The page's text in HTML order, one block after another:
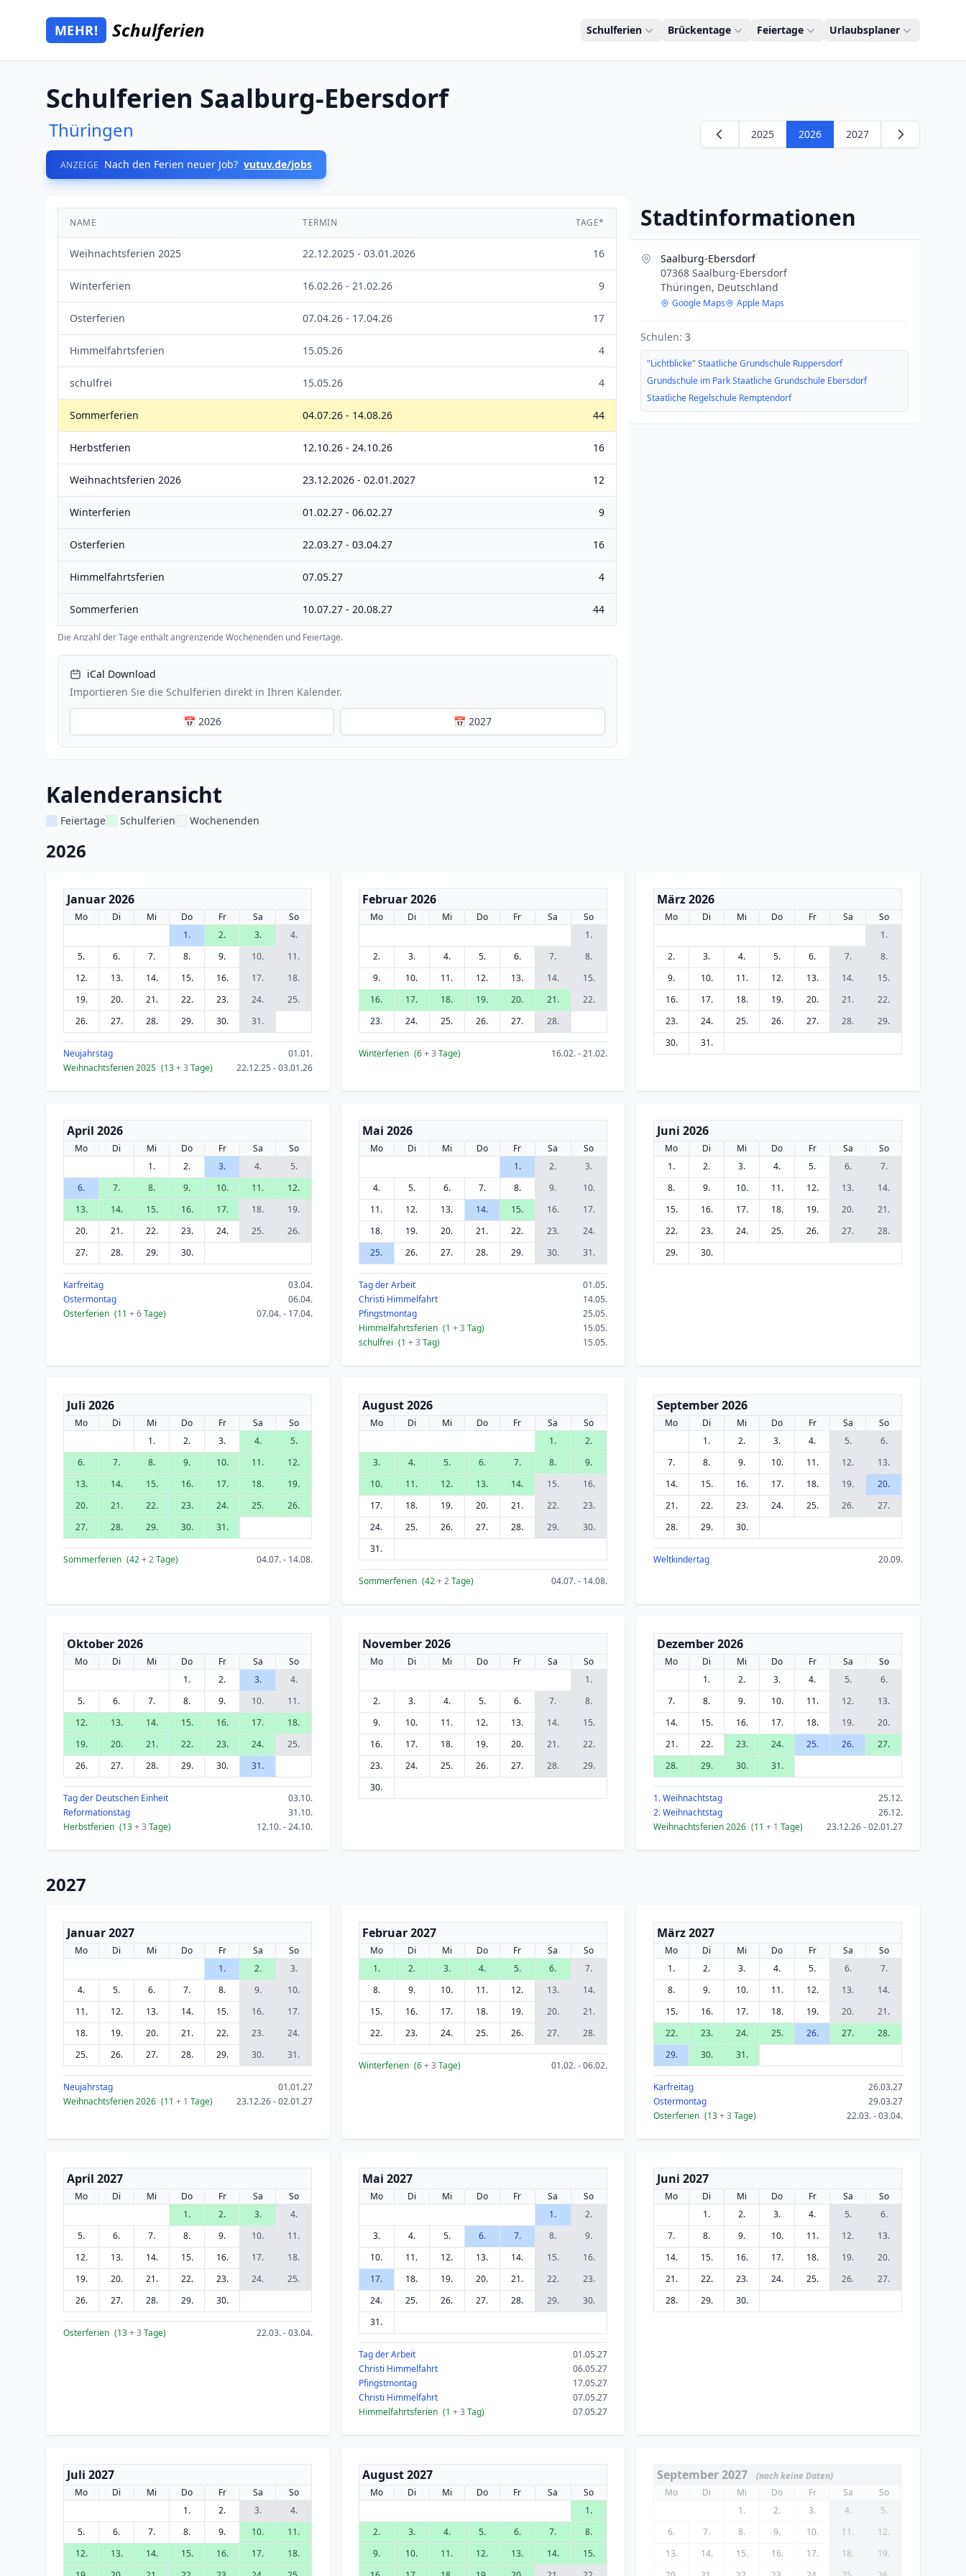
Zum Hauptinhalt springen
Mehr Schulferien
MEHR! Schulferien Schulferien Brückentage Feiertage Urlaubsplaner
Schulferien Saalburg-Ebersdorf
Thüringen
ANZEIGE Nach den Ferien neuer Job? vutuv.de/jobs
2025 2026 2027
NAME TERMIN TAGE*
Weihnachtsferien 2025 22.12.2025 - 03.01.2026 16
Winterferien 16.02.26 - 21.02.26 9
Osterferien 07.04.26 - 17.04.26 17
Himmelfahrtsferien 15.05.26 4
schulfrei 15.05.26 4
Sommerferien 04.07.26 - 14.08.26 44
Herbstferien 12.10.26 - 24.10.26 16
Weihnachtsferien 2026 23.12.2026 - 02.01.2027 12
Winterferien 01.02.27 - 06.02.27 9
Osterferien 22.03.27 - 03.04.27 16
Himmelfahrtsferien 07.05.27 4
Sommerferien 10.07.27 - 20.08.27 44
Die Anzahl der Tage enthält angrenzende Wochenenden und Feiertage.
iCal Download
Importieren Sie die Schulferien direkt in Ihren Kalender.
📅 2026 📅 2027
Stadtinformationen
Saalburg-Ebersdorf
07368 Saalburg-Ebersdorf
Thüringen, Deutschland
Google Maps Apple Maps
Schulen: 3
"Lichtblicke" Staatliche Grundschule Ruppersdorf
Grundschule im Park Staatliche Grundschule Ebersdorf
Staatliche Regelschule Remptendorf
Kalenderansicht
Feiertage Schulferien Wochenenden
2026
Januar 2026
Mo Di Mi Do Fr Sa
So
1.
2. 3.
4.
5.
6. 7. 8. 9. 10.
11.
12.
13. 14. 15. 16. 17.
18.
19.
20. 21. 22. 23. 24.
25.
26.
27. 28. 29. 30. 31.
Neujahrstag
01.01.
Weihnachtsferien 2025 (13+ 3 Tage) 22.12.25 - 03.01.26
Februar 2026
Mo Di Mi Do Fr Sa
So
1.
2.
3. 4. 5. 6. 7.
8.
9.
10. 11. 12. 13. 14.
15.
16.
17. 18. 19. 20. 21.
22.
23.
24. 25. 26. 27. 28.
Winterferien (6+ 3 Tage) 16.02. - 21.02.
März 2026
Mo Di Mi Do Fr Sa
So
1.
2.
3. 4. 5. 6. 7.
8.
9.
10. 11. 12. 13. 14.
15.
16.
17. 18. 19. 20. 21.
22.
23.
24. 25. 26. 27. 28.
29.
30.
31.
April 2026
Mo Di Mi Do Fr Sa
So
1.
2. 3. 4.
5.
6.
7. 8. 9. 10. 11.
12.
13.
14. 15. 16. 17. 18.
19.
20.
21. 22. 23. 24. 25.
26.
27.
28. 29. 30.
Karfreitag
03.04.
Ostermontag
06.04.
Osterferien (11 + 6Tage) 07.04. - 17.04.
Mai 2026
Mo Di Mi Do Fr Sa
So
1.
2.
3.
4.
5. 6. 7. 8. 9.
10.
11.
12. 13. 14. 15. 16.
17.
18.
19. 20. 21. 22. 23.
24.
25.
26. 27. 28. 29. 30. 31.
Tag der Arbeit
01.05.
Christi Himmelfahrt
14.05.
Pfingstmontag
25.05.
Himmelfahrtsferien (1 + 3 Tag)
15.05.
schulfrei (1 + 3 Tag) 15.05.
Juni 2026
Mo Di Mi Do Fr Sa
So
1.
2. 3. 4. 5. 6.
7.
8.
9. 10. 11. 12. 13.
14.
15.
16. 17. 18. 19. 20.
21.
22.
23. 24. 25. 26. 27.
28.
29.
30.
Juli 2026
Mo Di Mi Do Fr Sa
So
1.
2. 3. 4.
5.
6.
7. 8. 9. 10. 11.
12.
13.
14. 15. 16. 17. 18.
19.
20.
21. 22. 23. 24. 25.
26.
27.
28. 29. 30. 31.
Sommerferien (42+ 2Tage) 04.07. - 14.08.
August 2026
Mo Di Mi Do Fr Sa
So
1.
2.
3.
4. 5. 6. 7. 8.
9.
10.
11. 12. 13. 14. 15.
16.
17.
18. 19. 20. 21. 22.
23.
24.
25. 26. 27. 28. 29.
30.
31.
Sommerferien (42+ 2Tage) 04.07. - 14.08.
September 2026
Mo Di Mi Do Fr Sa
So
1.
2. 3. 4. 5.
6.
7.
8. 9. 10. 11. 12.
13.
14.
15. 16. 17. 18. 19.
20.
21.
22. 23. 24. 25. 26.
27.
28.
29. 30.
Weltkindertag 20.09.
Oktober 2026
Mo Di Mi Do Fr Sa
So
1.
2. 3.
4.
5.
6. 7. 8. 9. 10.
11.
12.
13. 14. 15. 16. 17.
18.
19.
20. 21. 22. 23. 24.
25.
26.
27. 28. 29. 30. 31.
Tag der Deutschen Einheit
03.10.
Reformationstag
31.10.
Herbstferien (13+ 3 Tage) 12.10. - 24.10.
November 2026
Mo Di Mi Do Fr Sa
So
1.
2.
3. 4. 5. 6. 7.
8.
9.
10. 11. 12. 13. 14.
15.
16.
17. 18. 19. 20. 21.
22.
23.
24. 25. 26. 27. 28.
29.
30.
Dezember 2026
Mo Di Mi Do Fr Sa
So
1.
2. 3. 4. 5.
6.
7.
8. 9. 10. 11. 12.
13.
14.
15. 16. 17. 18. 19.
20.
21.
22. 23. 24. 25. 26.
27.
28.
29. 30. 31.
1. Weihnachtstag
25.12.
2. Weihnachtstag
26.12.
Weihnachtsferien 2026 (11+ 1 Tage) 23.12.26 - 02.01.27
2027
Januar 2027
Mo Di Mi Do Fr Sa
So
1.
2.
3.
4.
5. 6. 7. 8. 9.
10.
11.
12. 13. 14. 15. 16.
17.
18.
19. 20. 21. 22. 23.
24.
25.
26. 27. 28. 29. 30. 31.
Neujahrstag
01.01.27
Weihnachtsferien 2026 (11 + 1 Tage) 23.12.26 - 02.01.27
Februar 2027
Mo Di Mi Do Fr Sa
So
1.
2. 3. 4. 5. 6.
7.
8.
9. 10. 11. 12. 13.
14.
15.
16. 17. 18. 19. 20.
21.
22.
23. 24. 25. 26. 27. 28.
Winterferien (6+ 3 Tage) 01.02. - 06.02.
März 2027
Mo Di Mi Do Fr Sa
So
1.
2. 3. 4. 5. 6.
7.
8.
9. 10. 11. 12. 13.
14.
15.
16. 17. 18. 19. 20.
21.
22.
23. 24. 25. 26. 27.
28.
29.
30. 31.
Karfreitag
26.03.27
Ostermontag
29.03.27
Osterferien (13+ 3 Tage) 22.03. - 03.04.
April 2027
Mo Di Mi Do Fr Sa
So
1.
2. 3.
4.
5.
6. 7. 8. 9. 10.
11.
12.
13. 14. 15. 16. 17.
18.
19.
20. 21. 22. 23. 24.
25.
26.
27. 28. 29. 30.
Osterferien (13+ 3 Tage) 22.03. - 03.04.
Mai 2027
Mo Di Mi Do Fr Sa
So
1.
2.
3.
4. 5. 6. 7. 8.
9.
10.
11. 12. 13. 14. 15.
16.
17.
18. 19. 20. 21. 22.
23.
24.
25. 26. 27. 28. 29.
30.
31.
Tag der Arbeit
01.05.27
Christi Himmelfahrt
06.05.27
Pfingstmontag
17.05.27
Christi Himmelfahrt
07.05.27
Himmelfahrtsferien (1 + 3 Tag) 07.05.27
Juni 2027
Mo Di Mi Do Fr Sa
So
1.
2. 3. 4. 5.
6.
7.
8. 9. 10. 11. 12.
13.
14.
15. 16. 17. 18. 19.
20.
21.
22. 23. 24. 25. 26.
27.
28.
29. 30.
Juli 2027
Mo Di Mi Do Fr Sa
So
1.
2. 3.
4.
5.
6. 7. 8. 9. 10.
11.
12.
13. 14. 15. 16. 17.
18.
August 2027
Mo Di Mi Do Fr Sa
So
1.
2.
3. 4. 5. 6. 7.
8.
9.
10. 11. 12. 13. 14.
15.
September 2027
(noch keine Daten)
Mo
Di Mi Do Fr Sa
So
1.
2. 3. 4.
5.
6.
7. 8. 9. 10. 11.
12.
13.
14. 15. 16. 17. 18.
19.